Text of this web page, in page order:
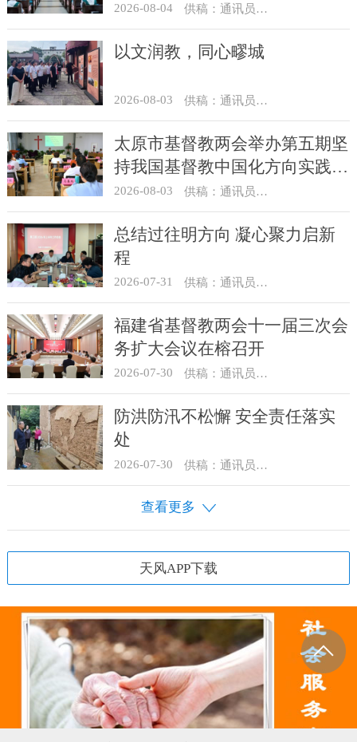
2026-08-04 供稿：通讯员 景健美
以文润教，同心疁城
2026-08-03 供稿：通讯员 景健美
太原市基督教两会举办第五期坚
持我国基督教中国化方向实践能
力专题培训
2026-08-03 供稿：通讯员 王建春 摄影：史爱梅
总结过往明方向 凝心聚力启新
程
2026-07-31 供稿：通讯员 冯莉琴
福建省基督教两会十一届三次会
务扩大会议在榕召开
2026-07-30 供稿：通讯员 杨莹莹
防洪防汛不松懈 安全责任落实
处
2026-07-30 供稿：通讯员 骆合祥
查看更多
天风APP下载